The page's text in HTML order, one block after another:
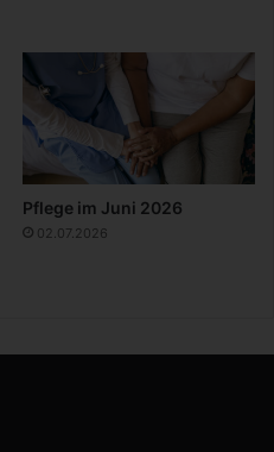
Pflege im Juni 2026
02.07.2026